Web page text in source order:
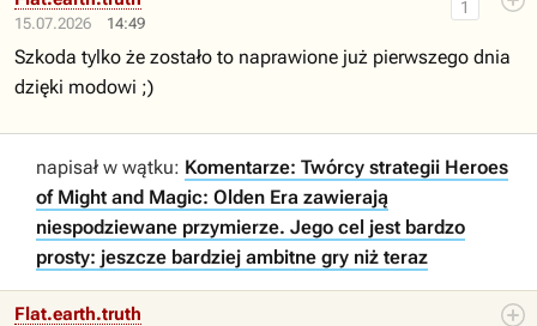
15.07.2026 14:49
1
Szkoda tylko że zostało to naprawione już pierwszego dnia
dzięki modowi ;)
napisał w wątku: Komentarze: Twórcy strategii Heroes
of Might and Magic: Olden Era zawierają
niespodziewane przymierze. Jego cel jest bardzo
prosty: jeszcze bardziej ambitne gry niż teraz
Flat.earth.truth